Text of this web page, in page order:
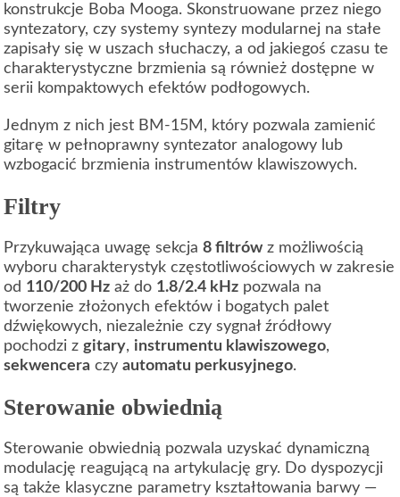
konstrukcje Boba Mooga. Skonstruowane przez niego
syntezatory, czy systemy syntezy modularnej na stałe
zapisały się w uszach słuchaczy, a od jakiegoś czasu te
charakterystyczne brzmienia są również dostępne w
serii kompaktowych efektów podłogowych.
Jednym z nich jest BM-15M, który pozwala zamienić
gitarę w pełnoprawny syntezator analogowy lub
wzbogacić brzmienia instrumentów klawiszowych.
Filtry
Przykuwająca uwagę sekcja8 filtrów z możliwością
wyboru charakterystyk częstotliwościowych w zakresie
od 110/200 Hz aż do 1.8/2.4 kHz pozwala na
tworzenie złożonych efektów i bogatych palet
dźwiękowych, niezależnie czy sygnał źródłowy
pochodzi zgitary, instrumentu klawiszowego,
sekwencera czyautomatu perkusyjnego.
Sterowanie obwiednią
Sterowanie obwiednią pozwala uzyskać dynamiczną
modulację reagującą na artykulację gry. Do dyspozycji
są także klasyczne parametry kształtowania barwy —